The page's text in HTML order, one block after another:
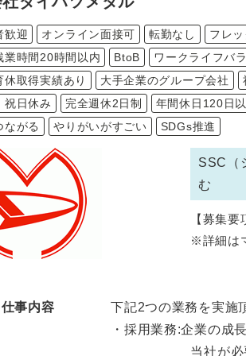
歓迎 オンライン面接可 転勤なし フレ
業時間20時間以内
BtoB ワークライフバ
休取得実績あり
大手企業のグループ会社
祝日休み
完全週休2日制 年間休日120日
ながる
やりがいがすごい SDGs推進
SSC（
む
【募集要
※詳細は
■応募資
仕事内容
下記2つの業務を実施
・採用業務:企業の成
当社が必要とす